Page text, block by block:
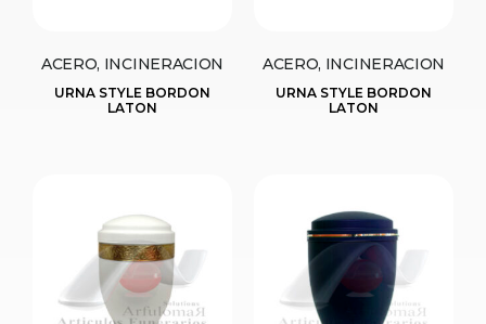
ACERO, INCINERACION
URNA STYLE BORDON
LATON
ACERO, INCINERACION
URNA STYLE BORDON
LATON